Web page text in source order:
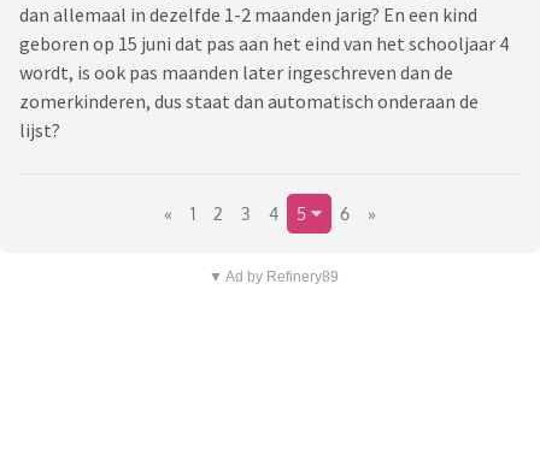
dan allemaal in dezelfde 1-2 maanden jarig? En een kind
geboren op 15 juni dat pas aan het eind van het schooljaar 4
wordt, is ook pas maanden later ingeschreven dan de
zomerkinderen, dus staat dan automatisch onderaan de
lijst?
« 1 2 3 4 5 6 »
▼ Ad by Refinery89